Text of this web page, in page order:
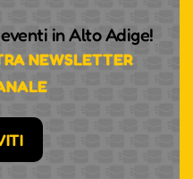
in Alto Adige!
NEWSLETTER